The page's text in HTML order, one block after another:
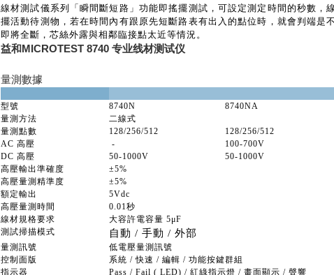
線材測試儀系列「瞬間斷短路」功能即搖擺測試，可設定測定時間的秒數
擺活動待測物，若在時間內有跟原先短斷路表有出入的點位時，就會判端
即將全斷，芯絲外露與相鄰臨接點太近等情況。
益和MICROTEST 8740 专业线材测试仪
量測數據
型號 8740N 8740NA
量測方法
二線式
量測點數
128/256/512 128/256/512
AC 高壓
- 100-700V
DC 高壓
50-1000V 50-1000V
高壓輸出準確度
±5%
高壓量測精準度
±5%
額定輸出
5Vdc
高壓量測時間
0.01秒
線材規格要求
大容許電容量 5μF
測試掃描模式
自動 / 手動 / 外部
量測訊號
低電壓量測訊號
控制面版
系統 / 快速 / 編輯 / 功能按鍵群組
指示器
Pass / Fail ( LED) / 紅綠指示燈 / 畫面顯示 / 聲響